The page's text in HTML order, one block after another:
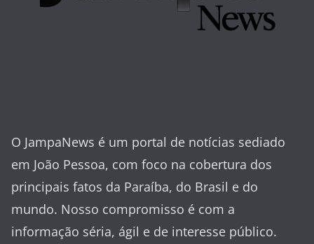
O JampaNews é um portal de notícias sediado
em João Pessoa, com foco na cobertura dos
principais fatos da Paraíba, do Brasil e do
mundo. Nosso compromisso é com a
informação séria, ágil e de interesse público.